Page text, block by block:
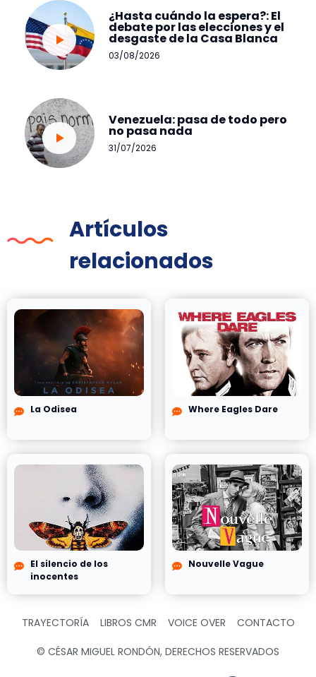
¿Hasta cuándo la espera?: El
debate por las elecciones y el
desgaste de la Casa Blanca
03/08/2026
Venezuela: pasa de todo pero
no pasa nada
31/07/2026
Artículos
relacionados
La Odisea Where Eagles Dare
El silencio de los
inocentes
Nouvelle Vague
TRAYECTORÍA LIBROS CMR VOICE OVER CONTACTO
© CÉSAR MIGUEL RONDÓN, DERECHOS RESERVADOS